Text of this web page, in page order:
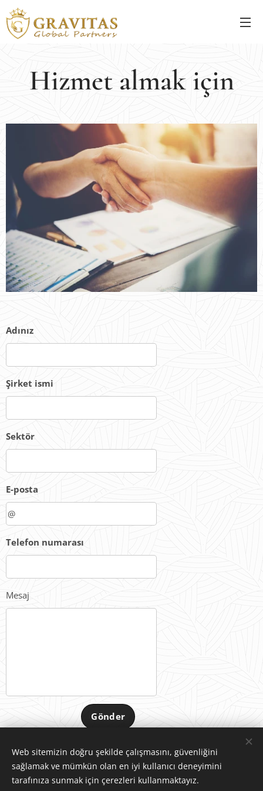
Hizmet almak için
Adınız
Şirket ismi
Sektör
E-posta
Telefon numarası
Mesaj
Gönder
© 2025 Gravitas Global Partners | Tüm hakları saklıdır
Web sitemizin doğru şekilde çalışmasını, güvenliğini
sağlamak ve mümkün olan en iyi kullanıcı deneyimini
tarafınıza sunmak için çerezleri kullanmaktayız.